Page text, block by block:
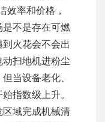
效率和价格，
不是存在可燃
火花会不会出
扫地机进粉尘
当设备老化、
指数级上升。
区域完成机械清